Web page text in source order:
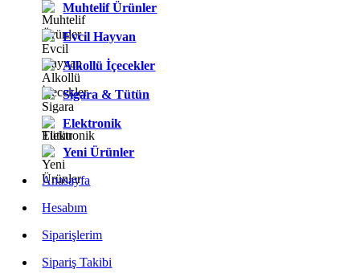
Muhtelif Ürünler
Evcil Hayvan
Alkollü İçecekler
Sigara & Tütün
Elektronik
Yeni Ürünler
Anasayfa
Hesabım
Siparişlerim
Sipariş Takibi